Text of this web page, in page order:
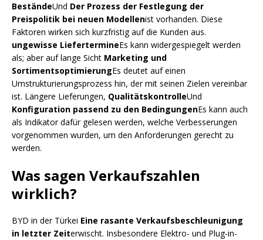
BeständeUnd Der Prozess der Festlegung der
Preispolitik bei neuen Modellenist vorhanden. Diese
Faktoren wirken sich kurzfristig auf die Kunden aus.
ungewisse LiefertermineEs kann widergespiegelt werden
als; aber auf lange Sicht Marketing und
SortimentsoptimierungEs deutet auf einen
Umstrukturierungsprozess hin, der mit seinen Zielen vereinbar
ist. Längere Lieferungen, QualitätskontrolleUnd
Konfiguration passend zu den BedingungenEs kann auch
als Indikator dafür gelesen werden, welche Verbesserungen
vorgenommen wurden, um den Anforderungen gerecht zu
werden.
Was sagen Verkaufszahlen
wirklich?
BYD in der Türkei Eine rasante Verkaufsbeschleunigung
in letzter Zeiterwischt. Insbesondere Elektro- und Plug-in-